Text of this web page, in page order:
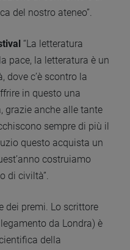
del nostro ateneo”.
“La letteratura
pace, la letteratura è un
dove c’è scontro la
in questo una
grazie anche alle tante
sempre di più il
questo acquista un
costruiamo
di civiltà”.
dei premi. Lo scrittore
da Londra) è
della